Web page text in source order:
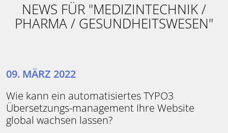
NEWS FÜR "MEDIZINTECHNIK /
PHARMA / GESUNDHEITSWESEN"
09. MÄRZ 2022
Wie kann ein automatisiertes TYPO3
Übersetzungs-management Ihre Website
global wachsen lassen?